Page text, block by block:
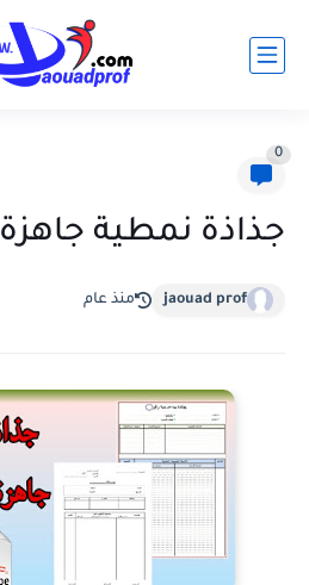
0
جذاذة نمطية جاهزة
jaouad prof منذ عام